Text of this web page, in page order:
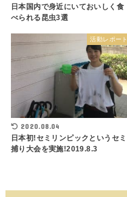
日本国内で身近にいておいしく食
べられる昆虫3選
活動レポート
2020.08.04
日本初!セミリンピックというセミ
捕り大会を実施!2019.8.3